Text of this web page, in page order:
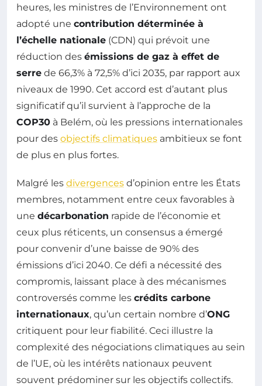
heures, les ministres de l’Environnement ont
adopté une contribution déterminée à
l’échelle nationale (CDN) qui prévoit une
réduction des émissions de gaz à effet de
serre de 66,3% à 72,5% d’ici 2035, par rapport aux
niveaux de 1990. Cet accord est d’autant plus
significatif qu’il survient à l’approche de la
COP30 à Belém, où les pressions internationales
pour des objectifs climatiques ambitieux se font
de plus en plus fortes.
Malgré les divergences d’opinion entre les États
membres, notamment entre ceux favorables à
une décarbonation rapide de l’économie et
ceux plus réticents, un consensus a émergé
pour convenir d’une baisse de 90% des
émissions d’ici 2040. Ce défi a nécessité des
compromis, laissant place à des mécanismes
controversés comme les crédits carbone
internationaux, qu’un certain nombre d’ONG
critiquent pour leur fiabilité. Ceci illustre la
complexité des négociations climatiques au sein
de l’UE, où les intérêts nationaux peuvent
souvent prédominer sur les objectifs collectifs.